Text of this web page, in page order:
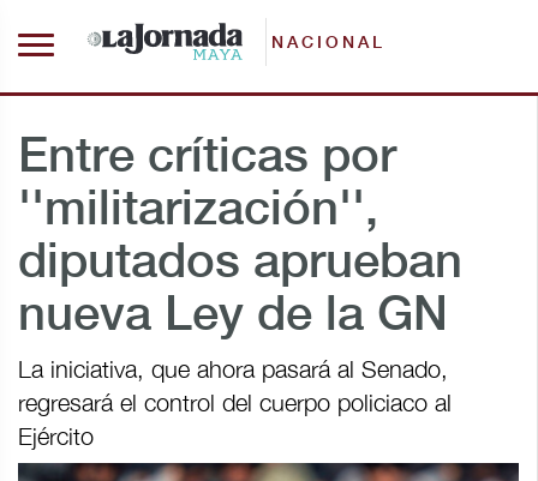
NACIONAL
Entre críticas por
''militarización'',
diputados aprueban
nueva Ley de la GN
La iniciativa, que ahora pasará al Senado,
regresará el control del cuerpo policiaco al
Ejército